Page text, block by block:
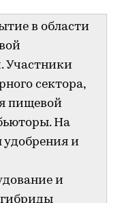
в области
Участники
сектора,
пищевой
На
и
и
гибриды